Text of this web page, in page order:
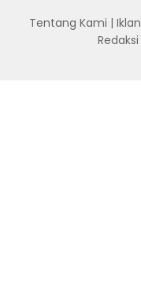
Tentang Kami | Iklan
Redaksi